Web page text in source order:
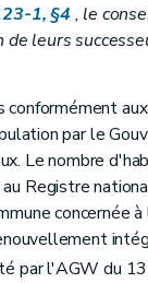
2005, art.
2005, art.
1, §4 , le
leurs
conformément
par le
Le nombre
Registre
concernée
par l'AGW du